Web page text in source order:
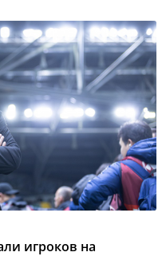
игроков на